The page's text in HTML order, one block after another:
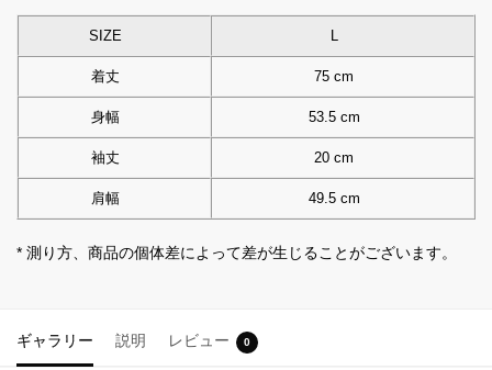
SIZE L
着丈 75 cm
身幅 53.5 cm
袖丈 20 cm
肩幅 49.5 cm
* 測り方、商品の個体差によって差が生じることがございます。
ギャラリー 説明 レビュー 0